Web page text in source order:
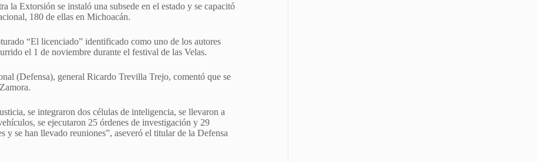
la Extorsión se instaló una subsede en el estado y se capacitó
180 de ellas en Michoacán.
“El licenciado” identificado como uno de los autores
el 1 de noviembre durante el festival de las Velas.
(Defensa), general Ricardo Trevilla Trejo, comentó que se
se integraron dos células de inteligencia, se llevaron a
se ejecutaron 25 órdenes de investigación y 29
y se han llevado reuniones”, aseveró el titular de la Defensa